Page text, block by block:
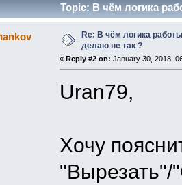
Topic: В чём логика
Re: В чём логика
делаю не так ?
« Reply #2 on: January 30, 2018,
Uran79,
Хочу
"Вырезать"/